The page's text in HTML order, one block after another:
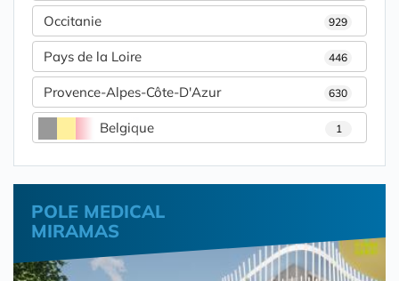
Occitanie 929
Pays de la Loire 446
Provence-Alpes-Côte-D'Azur 630
Belgique 1
POLE MEDICAL
MIRAMAS